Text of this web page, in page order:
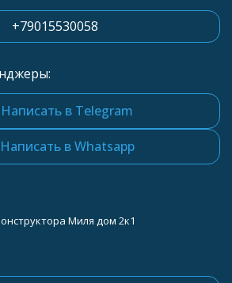
+79015530058
Написать в Telegram
Написать в Whatsapp
Миля дом 2к1